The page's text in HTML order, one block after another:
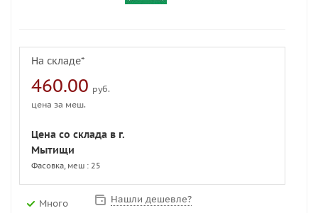
На складе*
460.00 руб.
цена за меш.
Цена со склада в г.
Мытищи
Фасовка, меш : 25
Много Нашли дешевле?